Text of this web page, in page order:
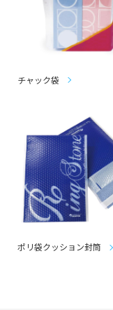
チャック袋
ポリ袋クッション封筒